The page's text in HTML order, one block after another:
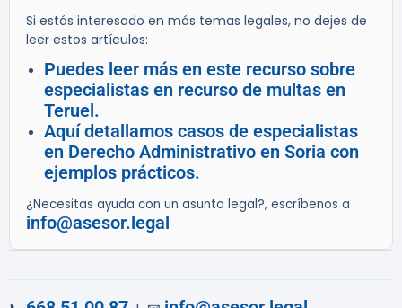
Si estás interesado en más temas legales, no dejes de
leer estos artículos:
Puedes leer más en este recurso sobre
especialistas en recurso de multas en
Teruel.
Aquí detallamos casos de especialistas
en Derecho Administrativo en Soria con
ejemplos prácticos.
¿Necesitas ayuda con un asunto legal?, escríbenos a
info@asesor.legal